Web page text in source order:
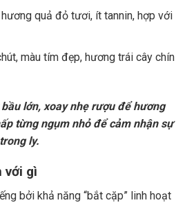
hương quả đỏ tươi, ít tannin, hợp với
màu tím đẹp, hương trái cây chín
lớn, xoay nhẹ rượu để hương
từng ngụm nhỏ để cảm nhận sự
ly.
với gì
bởi khả năng “bắt cặp” linh hoạt